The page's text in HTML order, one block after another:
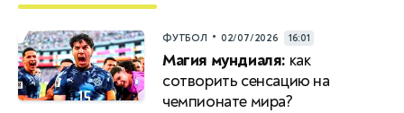
ФУТБОЛ • 02/07/2026 16:01
Магия мундиаля: как
сотворить сенсацию на
чемпионате мира?